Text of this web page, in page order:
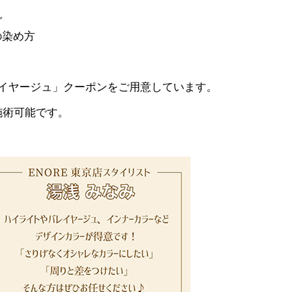
め方
ージュ」クーポンをご用意しています。
可能です。